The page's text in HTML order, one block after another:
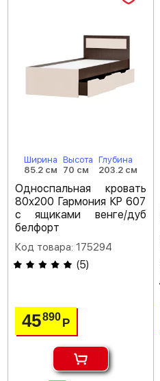
Ширина
85.2 см
Высота
70 см
Глубина
203.2 см
Односпальная кровать
80х200 Гармония КР 607
с ящиками венге/дуб
белфорт
Код товара: 175294
(5)
45890Р